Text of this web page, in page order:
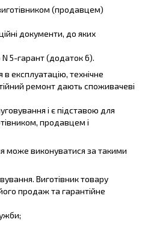
(продавцем)
документи, до яких
5-гарант (додаток 6).
експлуатацію, технічне
ремонт дають споживачеві
і є підставою для
продавцем і
може виконуватися за такими
Виготівник товару
продаж та гарантійне